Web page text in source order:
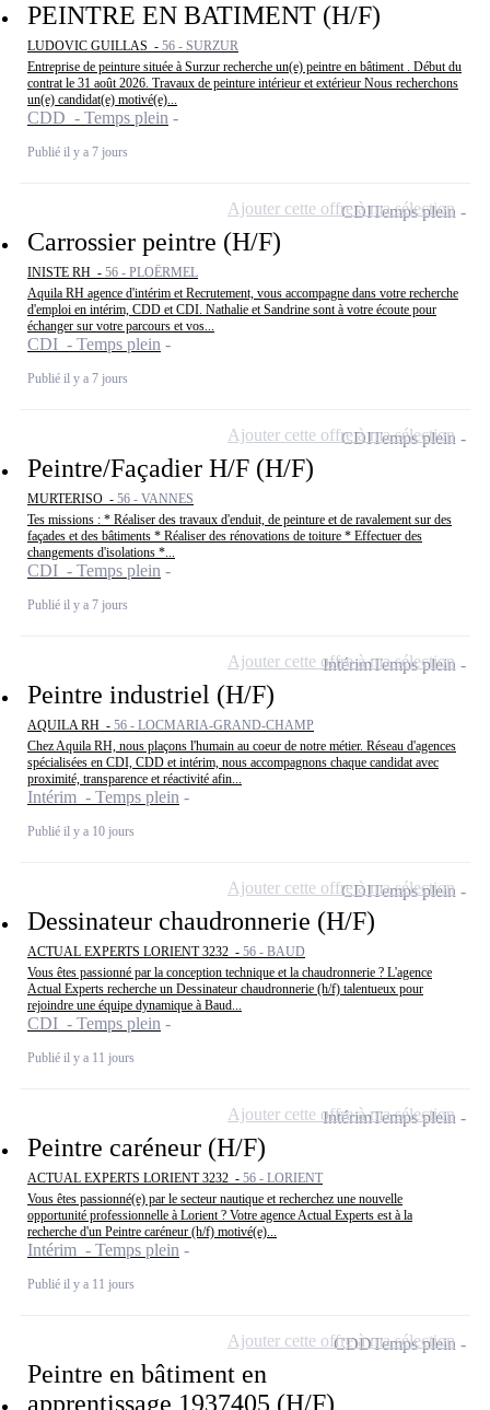
PEINTRE EN BATIMENT (H/F)
LUDOVIC GUILLAS - 56 - SURZUR
Entreprise de peinture située à Surzur recherche un(e) peintre en bâtiment . Début du
contrat le 31 août 2026. Travaux de peinture intérieur et extérieur Nous recherchons
un(e) candidat(e) motivé(e)...
CDD - Temps plein
Publié il y a 7 jours
Carrossier peintre (H/F)
INISTE RH - 56 - PLOËRMEL
Aquila RH agence d'intérim et Recrutement, vous accompagne dans votre recherche
d'emploi en intérim, CDD et CDI. Nathalie et Sandrine sont à votre écoute pour
échanger sur votre parcours et vos...
CDI - Temps plein
Publié il y a 7 jours
CDITemps plein
Ajouter cette offre à ma sélection
Peintre/Façadier H/F (H/F)
MURTERISO - 56 - VANNES
Tes missions : * Réaliser des travaux d'enduit, de peinture et de ravalement sur des
façades et des bâtiments * Réaliser des rénovations de toiture * Effectuer des
changements d'isolations *...
CDI - Temps plein
Publié il y a 7 jours
CDITemps plein
Ajouter cette offre à ma sélection
Peintre industriel (H/F)
AQUILA RH - 56 - LOCMARIA-GRAND-CHAMP
Chez Aquila RH, nous plaçons l'humain au coeur de notre métier. Réseau d'agences
spécialisées en CDI, CDD et intérim, nous accompagnons chaque candidat avec
proximité, transparence et réactivité afin...
Intérim - Temps plein
Publié il y a 10 jours
IntérimTemps plein
Ajouter cette offre à ma sélection
Dessinateur chaudronnerie (H/F)
ACTUAL EXPERTS LORIENT 3232 - 56 - BAUD
Vous êtes passionné par la conception technique et la chaudronnerie ? L'agence
Actual Experts recherche un Dessinateur chaudronnerie (h/f) talentueux pour
rejoindre une équipe dynamique à Baud...
CDI - Temps plein
Publié il y a 11 jours
CDITemps plein
Ajouter cette offre à ma sélection
Peintre caréneur (H/F)
ACTUAL EXPERTS LORIENT 3232 - 56 - LORIENT
Vous êtes passionné(e) par le secteur nautique et recherchez une nouvelle
opportunité professionnelle à Lorient ? Votre agence Actual Experts est à la
recherche d'un Peintre caréneur (h/f) motivé(e)...
Intérim - Temps plein
Publié il y a 11 jours
IntérimTemps plein
Ajouter cette offre à ma sélection
Peintre en bâtiment en
apprentissage 1937405 (H/F)
CDDTemps plein
Ajouter cette offre à ma sélection